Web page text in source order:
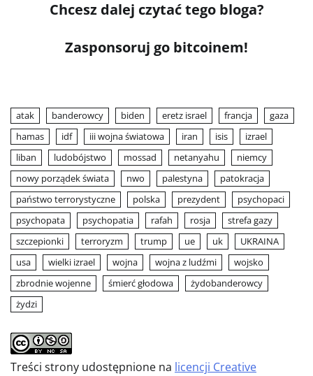
Chcesz dalej czytać tego bloga?
Zasponsoruj go bitcoinem!
atak banderowcy biden eretz israel francja
gaza
hamas
idf iii wojna światowa iran isis
izrael
liban
ludobójstwo mossad netanyahu
niemcy
nowy porządek świata
nwo palestyna
patokracja
państwo terrorystyczne
polska prezydent
psychopaci
psychopata
psychopatia rafah rosja
strefa gazy
szczepionki
terroryzm trump ue uk
UKRAINA
usa
wielki izrael wojna wojna z ludźmi
wojsko
zbrodnie wojenne
śmierć głodowa
żydobanderowcy
żydzi
Treści strony udostępnione na licencji Creative